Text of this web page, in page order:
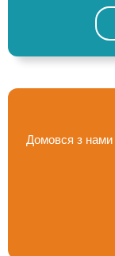
Домовся з нами